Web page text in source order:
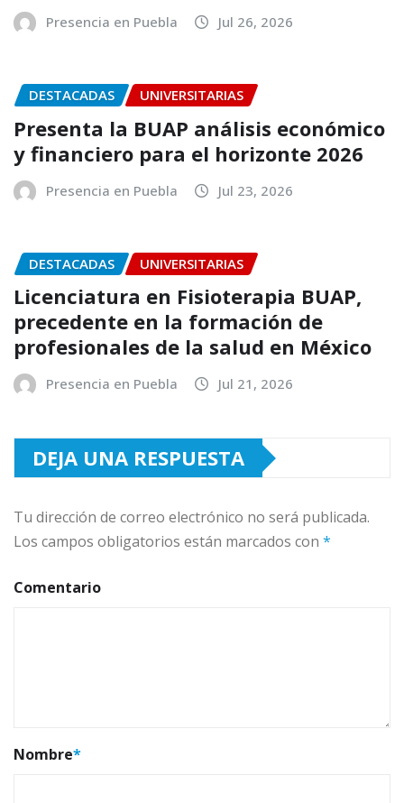
Presencia en Puebla Jul 26, 2026
DESTACADAS UNIVERSITARIAS
Presenta la BUAP análisis económico
y financiero para el horizonte 2026
Presencia en Puebla Jul 23, 2026
DESTACADAS UNIVERSITARIAS
Licenciatura en Fisioterapia BUAP,
precedente en la formación de
profesionales de la salud en México
Presencia en Puebla Jul 21, 2026
DEJA UNA RESPUESTA
Tu dirección de correo electrónico no será publicada.
Los campos obligatorios están marcados con *
Comentario
Nombre*